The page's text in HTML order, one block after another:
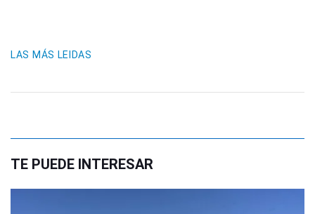
LAS MÁS LEIDAS
TE PUEDE INTERESAR